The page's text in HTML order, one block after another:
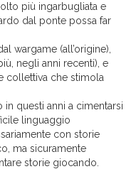
più ingarbugliata e
dal ponte possa far
wargame (all’origine),
negli anni recenti), e
collettiva che stimola
questi anni a cimentarsi
linguaggio
con storie
ma sicuramente
storie giocando.